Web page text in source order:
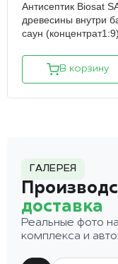
Антисептик Biosat
древесины внутри
саун
В корзину
ГАЛЕРЕЯ
доставка
Реальные фото
комплекса и